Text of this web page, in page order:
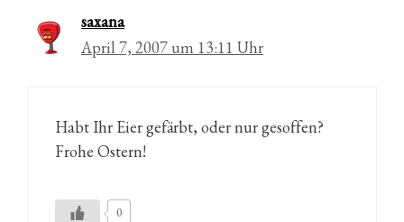
saxana
April 7, 2007 um 13:11 Uhr
Habt Ihr Eier gefärbt, oder nur gesoffen?
Frohe Ostern!
0